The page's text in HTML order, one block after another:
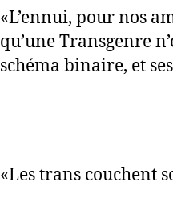
«L’ennui, pour nos
qu’une Transgenre
schéma binaire, et
«Les trans couchent